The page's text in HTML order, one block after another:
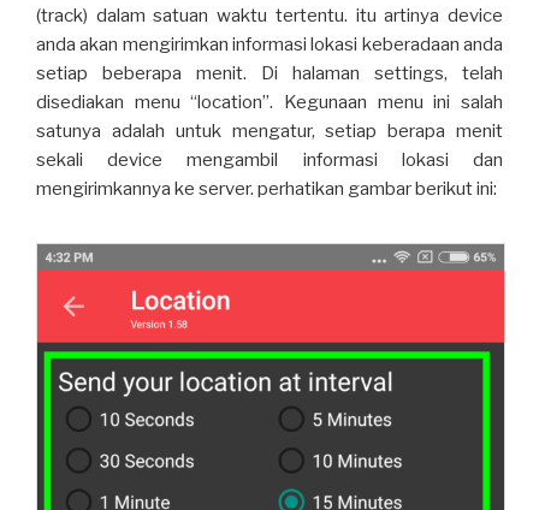
(track) dalam satuan waktu tertentu. itu artinya device
anda akan mengirimkan informasi lokasi keberadaan anda
setiap beberapa menit. Di halaman settings, telah
disediakan menu “location”. Kegunaan menu ini salah
satunya adalah untuk mengatur, setiap berapa menit
sekali device mengambil informasi lokasi dan
mengirimkannya ke server. perhatikan gambar berikut ini: